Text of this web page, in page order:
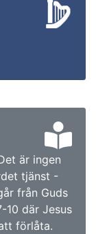
är ingen
tjänst -
från Guds
10 där Jesus
förlåta.